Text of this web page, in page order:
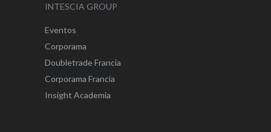
INTESCIA GROUP
Eventos
Corporama
Doubletrade Francia
Corporama Francia
Insight Academia